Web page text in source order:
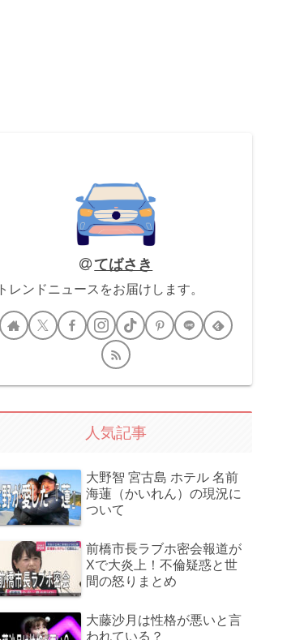
てばさき
トレンドニュースをお届けします。
人気記事
大野智 宮古島 ホテル 名前
海蓮（かいれん）の現況に
ついて
前橋市長ラブホ密会報道が
Xで大炎上！不倫疑惑と世
間の怒りまとめ
大藤沙月は性格が悪いと言
われている？